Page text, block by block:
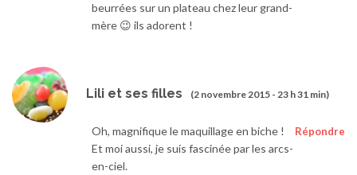
beurrées sur un plateau chez leur grand-
mère 😉 ils adorent !
Lili et ses filles (2 novembre 2015 - 23 h 31 min)
Répondre
Oh, magnifique le maquillage en biche !
Et moi aussi, je suis fascinée par les arcs-
en-ciel.